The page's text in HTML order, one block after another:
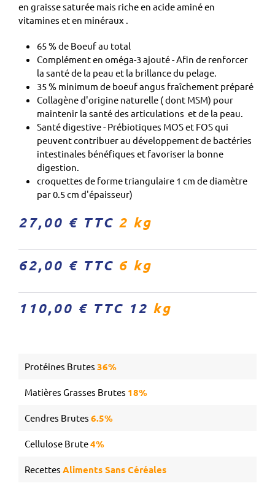
en graisse saturée mais riche en acide aminé en
vitamines et en minéraux .
65 % de Boeuf au total
Complément en oméga-3 ajouté - Afin de renforcer
la santé de la peau et la brillance du pelage.
35 % minimum de boeuf angus fraîchement préparé
Collagène d'origine naturelle ( dont MSM) pour
maintenir la santé des articulations et de la peau.
Santé digestive - Prébiotiques MOS et FOS qui
peuvent contribuer au développement de bactéries
intestinales bénéfiques et favoriser la bonne
digestion.
croquettes de forme triangulaire 1 cm de diamètre
par 0.5 cm d'épaisseur)
27,00 € TTC 2 kg
62,00 € TTC 6 kg
110,00 € TTC 12 kg
Protéines Brutes 36%
Matières Grasses Brutes 18%
Cendres Brutes 6.5%
Cellulose Brute4%
Recettes Aliments Sans Céréales